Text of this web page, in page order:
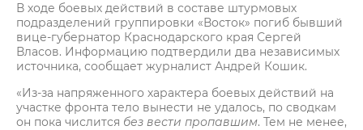
В ходе боевых действий в составе штурмовых
подразделений группировки «Восток» погиб бывший
вице-губернатор Краснодарского края Сергей
Власов. Информацию подтвердили два независимых
источника, сообщает журналист Андрей Кошик.
«Из-за напряженного характера боевых действий на
участке фронта тело вынести не удалось, по сводкам
он пока числится без вести пропавшим. Тем не менее,